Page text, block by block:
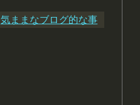
気ままなブログ的な事